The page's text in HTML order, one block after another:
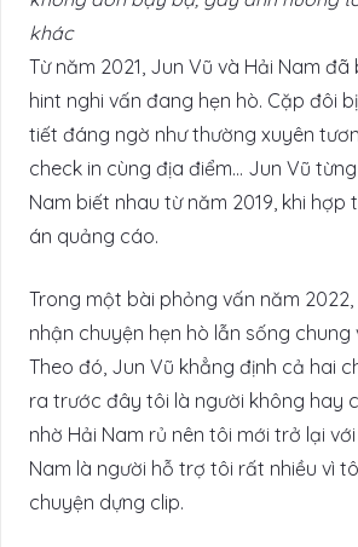
khác
Từ năm 2021, Jun Vũ và Hải Nam
hint nghi vấn đang hẹn hò. Cặp đôi
tiết đáng ngờ như thường xuyên
check in cùng địa điểm… Jun Vũ
Nam biết nhau từ năm 2019, khi
án quảng cáo.
Trong một bài phỏng vấn năm 2022,
nhận chuyện hẹn hò lẫn sống chung
Theo đó, Jun Vũ khẳng định cả hai
ra trước đây tôi là người không hay
nhờ Hải Nam rủ nên tôi mới trở lại
Nam là người hỗ trợ tôi rất nhiều vì
chuyện dựng clip.